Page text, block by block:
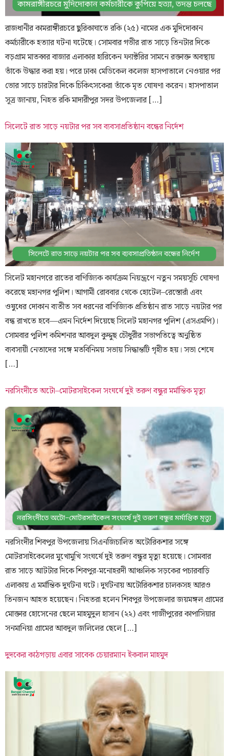
রাজধানীর কামরাঙ্গীরচরে ছুরিকাঘাতে রকি (২৫) নামের এক মুদিদোকান
কর্মচারীকে হত্যার ঘটনা ঘটেছে। সোমবার গভীর রাত সাড়ে তিনটার দিকে
বড়গ্রাম মাতব্বর বাজার এলাকার হারিকেন ফ্যাক্টরির সামনে রক্তাক্ত অবস্থায়
তাঁকে উদ্ধার করা হয়। পরে ঢাকা মেডিকেল কলেজ হাসপাতালে নেওয়ার পর
ভোর সাড়ে চারটার দিকে চিকিৎসকেরা তাঁকে মৃত ঘোষণা করেন। হাসপাতাল
সূত্র জানায়, নিহত রকি মাদারীপুর সদর উপজেলার […]
সিলেটে রাত সাড়ে নয়টার পর সব ব্যবসাপ্রতিষ্ঠান বন্ধের নির্দেশ
সিলেট মহানগরে রাতের বাণিজ্যিক কার্যক্রম নিয়ন্ত্রণে নতুন সময়সূচি ঘোষণা
করেছে মহানগর পুলিশ। আগামী রোববার থেকে হোটেল–রেস্তোরাঁ এবং
ওষুধের দোকান ব্যতীত সব ধরনের বাণিজ্যিক প্রতিষ্ঠান রাত সাড়ে নয়টার পর
বন্ধ রাখতে হবে—এমন নির্দেশ দিয়েছে সিলেট মহানগর পুলিশ (এসএমপি)।
সোমবার পুলিশ কমিশনার আবদুল কুদ্দুছ চৌধুরীর সভাপতিত্বে অনুষ্ঠিত
ব্যবসায়ী নেতাদের সঙ্গে মতবিনিময় সভায় সিদ্ধান্তটি গৃহীত হয়। সভা শেষে
[…]
নরসিংদীতে অটো–মোটরসাইকেল সংঘর্ষে দুই তরুণ বন্ধুর মর্মান্তিক মৃত্যু
নরসিংদীর শিবপুর উপজেলায় সিএনজিচালিত অটোরিকশার সঙ্গে
মোটরসাইকেলের মুখোমুখি সংঘর্ষে দুই তরুণ বন্ধুর মৃত্যু হয়েছে। সোমবার
রাত সাড়ে আটটার দিকে শিবপুর-মনোহরদী আঞ্চলিক সড়কের পচারবাড়ি
এলাকায় এ মর্মান্তিক দুর্ঘটনা ঘটে। দুর্ঘটনায় অটোরিকশার চালকসহ আরও
তিনজন আহত হয়েছেন। নিহতরা হলেন শিবপুর উপজেলার জয়মঙ্গল গ্রামের
মোক্তার হোসেনের ছেলে মাহমুদুল হাসান (২২) এবং গাজীপুরের কাপাসিয়ার
সনমানিয়া গ্রামের আবদুল জলিলের ছেলে […]
দুদকের কাঠগড়ায় এবার সাবেক চেয়ারম্যান ইকবাল মাহমুদ